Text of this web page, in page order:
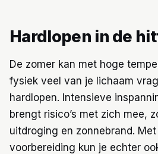
Hardlopen in de
De zomer kan met hoge
fysiek veel van je lichaam
hardlopen. Intensieve
brengt risico’s met zich mee,
uitdroging en zonnebrand.
voorbereiding kun je echter